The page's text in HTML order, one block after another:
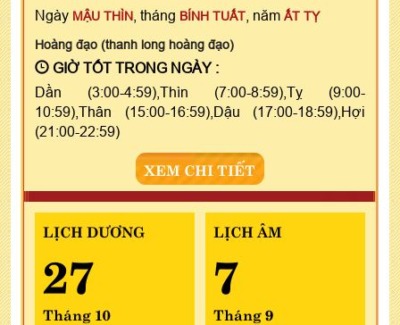
Ngày MẬU THÌN , tháng BÍNH TUẤT , năm ẤT TỴ
Hoàng đạo (thanh long hoàng đạo)
GIỜ TỐT TRONG NGÀY :
Dần (3:00-4:59),Thìn (7:00-8:59),Tỵ (9:00-
10:59),Thân (15:00-16:59),Dậu (17:00-18:59),Hợi
(21:00-22:59)
XEM CHI TIẾT
LỊCH DƯƠNG
27
Tháng 10
LỊCH ÂM
7
Tháng 9